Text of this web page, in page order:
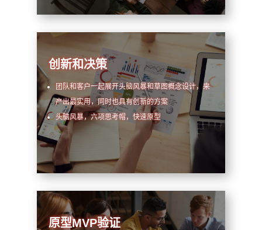
创新和决策
团队和客户一起展开头脑风暴和草图概念设计，来
产出最实用，同时也具有创新的方案
头脑风暴，六项思考帽，快速原型
原型MVP验证